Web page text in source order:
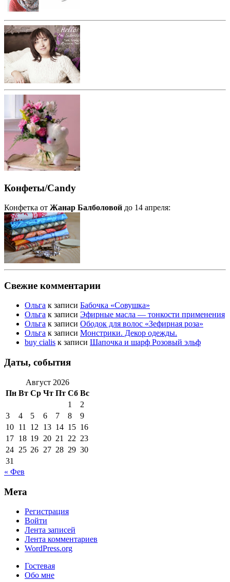
Конфеты/Candy
Конфетка от Жанар Балболовой до 14 апреля:
Свежие комментарии
Ольга к записи Бабочка «Совушка»
Ольга к записи Эфирные масла — тонкости применения
Ольга к записи Ободок для волос «Зефирная роза»
Ольга к записи Монстрики. Декор одежды.
buy cialis к записи Шапочка и шарф Розовый эльф
Даты, события
Август 2026
Пн Вт Ср Чт Пт Сб Вс
1
2
3
4 5 6 7 8
9
10 11 12 13 14 15 16
17 18 19 20 21 22 23
24 25 26 27 28 29 30
31
« Фев
Мета
Регистрация
Войти
Лента записей
Лента комментариев
WordPress.org
Гостевая
Обо мне